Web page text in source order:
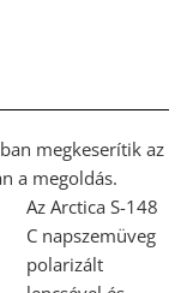
megkeserítik az
a megoldás.
Az Arctica S-148
C napszemüveg
polarizált